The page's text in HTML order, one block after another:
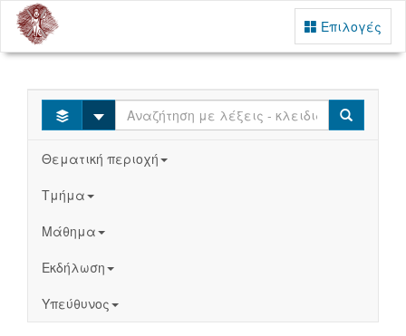
Επιλογές
Select Search
Θεματική περιοχή
Τμήμα
Μάθημα
Εκδήλωση
Υπεύθυνος